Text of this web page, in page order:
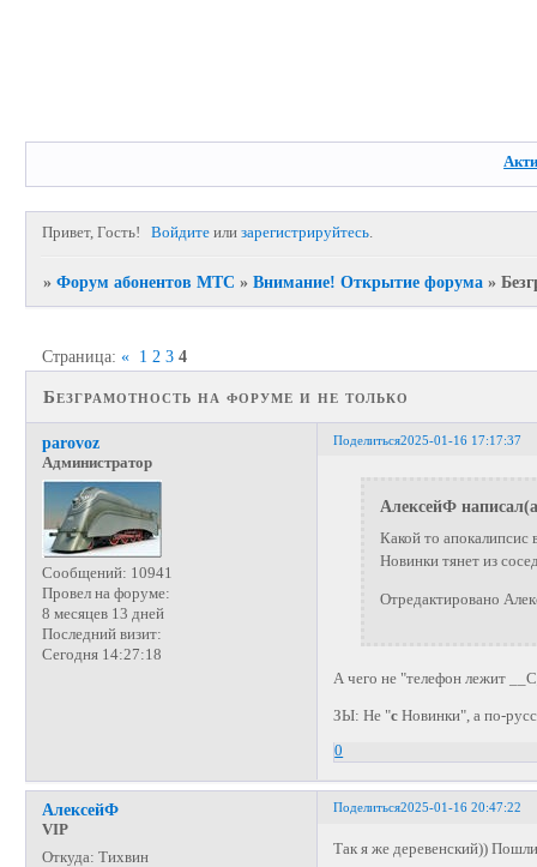
Привет, Гость! Войдите илизарегистрируйтесь.
»Форум абонентов МТС »Внимание! Открытие форума »
Безграмотность на форуме и не только
Страница:« 1 2 3 4
Поделиться2025-01-16 17:17:37
parovoz
Администратор
Сообщений: 10941
Провел на форуме:
8 месяцев 13 дней
Последний визит:
Сегодня 14:27:18
АлексейФ
Какой то апокалипсис
Новинки тянет из
Отредактировано
А чего не "телефон лежит
ЗЫ: Не "с Новинки", а по-
0
Поделиться2025-01-16 20:47:22
АлексейФ
VIP
Откуда: Тихвин
Так я же деревенский))